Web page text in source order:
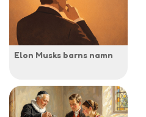
Elon Musks barns namn